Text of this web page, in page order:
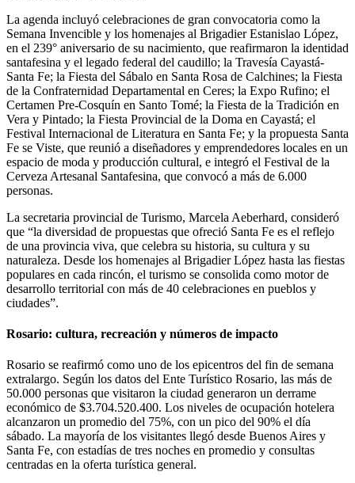
La agenda incluyó celebraciones de gran convocatoria como la
Semana Invencible y los homenajes al Brigadier Estanislao López,
en el 239° aniversario de su nacimiento, que reafirmaron la identidad
santafesina y el legado federal del caudillo; la Travesía Cayastá-
Santa Fe; la Fiesta del Sábalo en Santa Rosa de Calchines; la Fiesta
de la Confraternidad Departamental en Ceres; la Expo Rufino; el
Certamen Pre-Cosquín en Santo Tomé; la Fiesta de la Tradición en
Vera y Pintado; la Fiesta Provincial de la Doma en Cayastá; el
Festival Internacional de Literatura en Santa Fe; y la propuesta Santa
Fe se Viste, que reunió a diseñadores y emprendedores locales en un
espacio de moda y producción cultural, e integró el Festival de la
Cerveza Artesanal Santafesina, que convocó a más de 6.000
personas.
La secretaria provincial de Turismo, Marcela Aeberhard, consideró
que “la diversidad de propuestas que ofreció Santa Fe es el reflejo
de una provincia viva, que celebra su historia, su cultura y su
naturaleza. Desde los homenajes al Brigadier López hasta las fiestas
populares en cada rincón, el turismo se consolida como motor de
desarrollo territorial con más de 40 celebraciones en pueblos y
ciudades”.
Rosario: cultura, recreación y números de impacto
Rosario se reafirmó como uno de los epicentros del fin de semana
extralargo. Según los datos del Ente Turístico Rosario, las más de
50.000 personas que visitaron la ciudad generaron un derrame
económico de $3.704.520.400. Los niveles de ocupación hotelera
alcanzaron un promedio del 75%, con un pico del 90% el día
sábado. La mayoría de los visitantes llegó desde Buenos Aires y
Santa Fe, con estadías de tres noches en promedio y consultas
centradas en la oferta turística general.